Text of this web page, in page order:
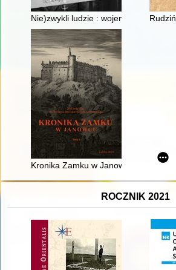
Nie)zwykli ludzie : wojenne losy
Kronika Zamku w Janowcu. T. 1
ROCZNIK 2021